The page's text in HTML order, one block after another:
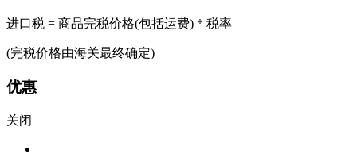
进口税 = 商品完税价格(包括运费) * 税率
(完税价格由海关最终确定)
优惠
关闭